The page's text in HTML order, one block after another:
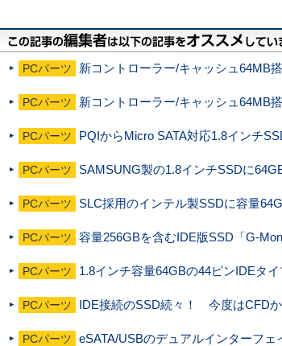
PCパーツ 新コントローラー/キャッシュ64MB
PCパーツ 新コントローラー/キャッシュ64MB
PCパーツ PQIからMicro SATA対応1.8インチ
PCパーツ SAMSUNG製の1.8インチSSDに
PCパーツ SLC採用のインテル製SSDに容量
PCパーツ 容量256GBを含むIDE版SSD「G-
PCパーツ 1.8インチ容量64GBの44ピンIDEタ
PCパーツ IDE接続のSSD続々！ 今度はCFD
PCパーツ eSATA/USBのデュアルインターフェ